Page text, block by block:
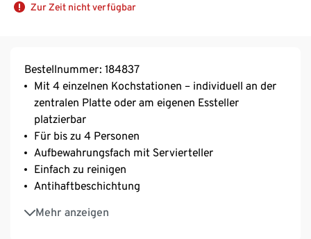
Zur Zeit nicht verfügbar
Bestellnummer: 184837
Mit 4 einzelnen Kochstationen – individuell an der
zentralen Platte oder am eigenen Essteller
platzierbar
Für bis zu 4 Personen
Aufbewahrungsfach mit Servierteller
Einfach zu reinigen
Antihaftbeschichtung
Mehr anzeigen
Inkl. 4 Spateln
Antirutsch-Füße